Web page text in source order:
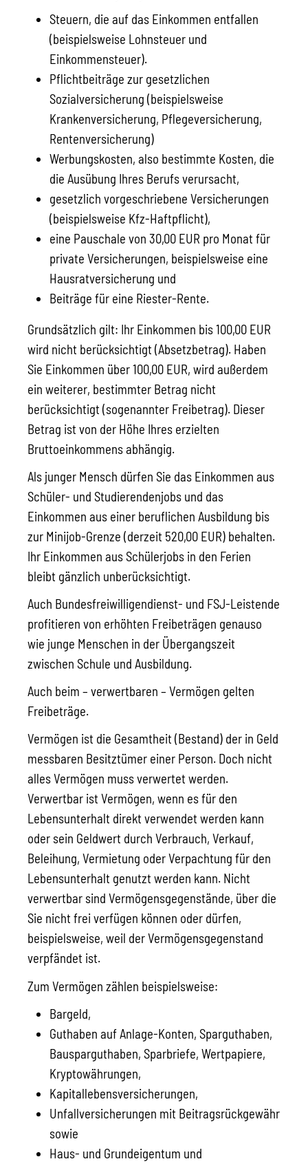
Steuern, die auf das Einkommen entfallen
(beispielsweise Lohnsteuer und
Einkommensteuer).
Pflichtbeiträge zur gesetzlichen
Sozialversicherung (beispielsweise
Krankenversicherung, Pflegeversicherung,
Rentenversicherung)
Werbungskosten, also bestimmte Kosten, die
die Ausübung Ihres Berufs verursacht,
gesetzlich vorgeschriebene Versicherungen
(beispielsweise Kfz-Haftpflicht),
eine Pauschale von 30,00 EUR pro Monat für
private Versicherungen, beispielsweise eine
Hausratversicherung und
Beiträge für eine Riester-Rente.
Grundsätzlich gilt: Ihr Einkommen bis 100,00 EUR
wird nicht berücksichtigt (Absetzbetrag). Haben
Sie Einkommen über 100,00 EUR, wird außerdem
ein weiterer, bestimmter Betrag nicht
berücksichtigt (sogenannter Freibetrag). Dieser
Betrag ist von der Höhe Ihres erzielten
Bruttoeinkommens abhängig.
Als junger Mensch dürfen Sie das Einkommen aus
Schüler- und Studierendenjobs und das
Einkommen aus einer beruflichen Ausbildung bis
zur Minijob-Grenze (derzeit 520,00 EUR) behalten.
Ihr Einkommen aus Schülerjobs in den Ferien
bleibt gänzlich unberücksichtigt.
Auch Bundesfreiwilligendienst- und FSJ-Leistende
profitieren von erhöhten Freibeträgen genauso
wie junge Menschen in der Übergangszeit
zwischen Schule und Ausbildung.
Auch beim – verwertbaren – Vermögen gelten
Freibeträge.
Vermögen ist die Gesamtheit (Bestand) der in Geld
messbaren Besitztümer einer Person. Doch nicht
alles Vermögen muss verwertet werden.
Verwertbar ist Vermögen, wenn es für den
Lebensunterhalt direkt verwendet werden kann
oder sein Geldwert durch Verbrauch, Verkauf,
Beleihung, Vermietung oder Verpachtung für den
Lebensunterhalt genutzt werden kann. Nicht
verwertbar sind Vermögensgegenstände, über die
Sie nicht frei verfügen können oder dürfen,
beispielsweise, weil der Vermögensgegenstand
verpfändet ist.
Zum Vermögen zählen beispielsweise:
Bargeld,
Guthaben auf Anlage-Konten, Sparguthaben,
Bausparguthaben, Sparbriefe, Wertpapiere,
Kryptowährungen,
Kapitallebensversicherungen,
Unfallversicherungen mit Beitragsrückgewähr
sowie
Haus- und Grundeigentum und